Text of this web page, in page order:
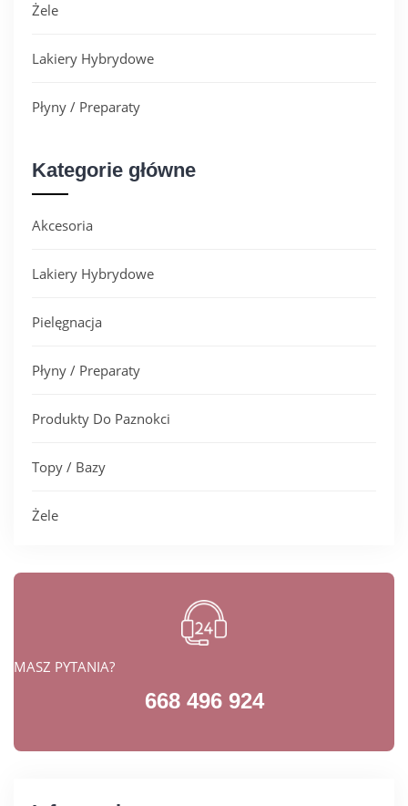
Żele
Lakiery Hybrydowe
Płyny / Preparaty
Kategorie główne
Akcesoria
Lakiery Hybrydowe
Pielęgnacja
Płyny / Preparaty
Produkty Do Paznokci
Topy / Bazy
Żele
MASZ PYTANIA?
668 496 924